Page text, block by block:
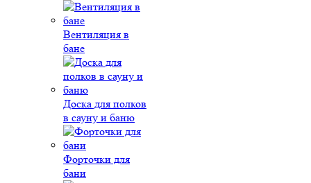
Вентиляция в
бане
Доска для полков
в сауну и баню
Форточки для
бани